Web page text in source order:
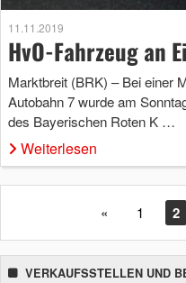
11.11.2019
HvO-Fahrzeug an
Marktbreit (BRK) – Bei einer
Autobahn 7 wurde am
des Bayerischen Roten K …
Weiterlesen
« 1 2
VERKAUFSSTELLEN UND